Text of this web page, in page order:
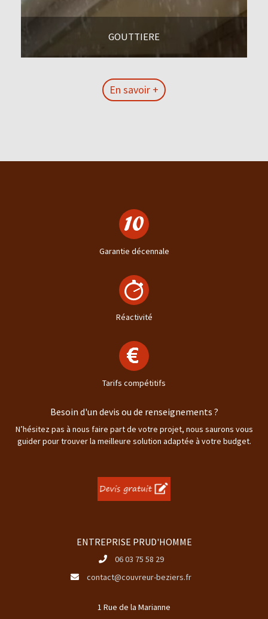
GOUTTIERE
En savoir +
Garantie décennale
Réactivité
Tarifs compétitifs
Besoin d'un devis ou de renseignements ?
N’hésitez pas à nous faire part de votre projet, nous saurons vous
guider pour trouver la meilleure solution adaptée à votre budget.
ENTREPRISE PRUD'HOMME
06 03 75 58 29
contact@couvreur-beziers.fr
1 Rue de la Marianne